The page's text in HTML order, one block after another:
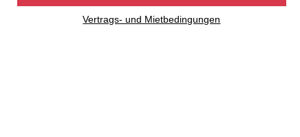
Vertrags- und Mietbedingungen